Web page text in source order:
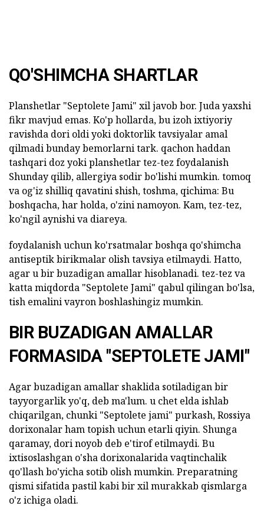
QO'SHIMCHA SHARTLAR
Planshetlar "Septolete Jami" xil javob bor. Juda yaxshi
fikr mavjud emas. Ko'p hollarda, bu izoh ixtiyoriy
ravishda dori oldi yoki doktorlik tavsiyalar amal
qilmadi bunday bemorlarni tark. qachon haddan
tashqari doz yoki planshetlar tez-tez foydalanish
Shunday qilib, allergiya sodir bo'lishi mumkin. tomoq
va og'iz shilliq qavatini shish, toshma, qichima: Bu
boshqacha, har holda, o'zini namoyon. Kam, tez-tez,
ko'ngil aynishi va diareya.
foydalanish uchun ko'rsatmalar boshqa qo'shimcha
antiseptik birikmalar olish tavsiya etilmaydi. Hatto,
agar u bir buzadigan amallar hisoblanadi. tez-tez va
katta miqdorda "Septolete Jami" qabul qilingan bo'lsa,
tish emalini vayron boshlashingiz mumkin.
BIR BUZADIGAN AMALLAR
FORMASIDA "SEPTOLETE JAMI"
Agar buzadigan amallar shaklida sotiladigan bir
tayyorgarlik yo'q, deb ma'lum. u chet elda ishlab
chiqarilgan, chunki "Septolete jami" purkash, Rossiya
dorixonalar ham topish uchun etarli qiyin. Shunga
qaramay, dori noyob deb e'tirof etilmaydi. Bu
ixtisoslashgan o'sha dorixonalarida vaqtinchalik
qo'llash bo'yicha sotib olish mumkin. Preparatning
qismi sifatida pastil kabi bir xil murakkab qismlarga
o'z ichiga oladi.